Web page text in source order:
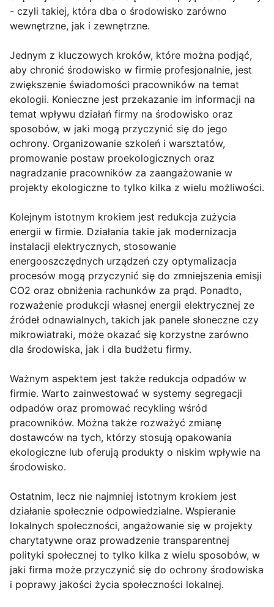
- czyli takiej, która dba o środowisko zarówno
wewnętrzne, jak i zewnętrzne.
Jednym z kluczowych kroków, które można podjąć,
aby chronić środowisko w firmie profesjonalnie, jest
zwiększenie świadomości pracowników na temat
ekologii. Konieczne jest przekazanie im informacji na
temat wpływu działań firmy na środowisko oraz
sposobów, w jaki mogą przyczynić się do jego
ochrony. Organizowanie szkoleń i warsztatów,
promowanie postaw proekologicznych oraz
nagradzanie pracowników za zaangażowanie w
projekty ekologiczne to tylko kilka z wielu możliwości.
Kolejnym istotnym krokiem jest redukcja zużycia
energii w firmie. Działania takie jak modernizacja
instalacji elektrycznych, stosowanie
energooszczędnych urządzeń czy optymalizacja
procesów mogą przyczynić się do zmniejszenia emisji
CO2 oraz obniżenia rachunków za prąd. Ponadto,
rozważenie produkcji własnej energii elektrycznej ze
źródeł odnawialnych, takich jak panele słoneczne czy
mikrowiatraki, może okazać się korzystne zarówno
dla środowiska, jak i dla budżetu firmy.
Ważnym aspektem jest także redukcja odpadów w
firmie. Warto zainwestować w systemy segregacji
odpadów oraz promować recykling wśród
pracowników. Można także rozważyć zmianę
dostawców na tych, którzy stosują opakowania
ekologiczne lub oferują produkty o niskim wpływie na
środowisko.
Ostatnim, lecz nie najmniej istotnym krokiem jest
działanie społecznie odpowiedzialne. Wspieranie
lokalnych społeczności, angażowanie się w projekty
charytatywne oraz prowadzenie transparentnej
polityki społecznej to tylko kilka z wielu sposobów, w
jaki firma może przyczynić się do ochrony środowiska
i poprawy jakości życia społeczności lokalnej.